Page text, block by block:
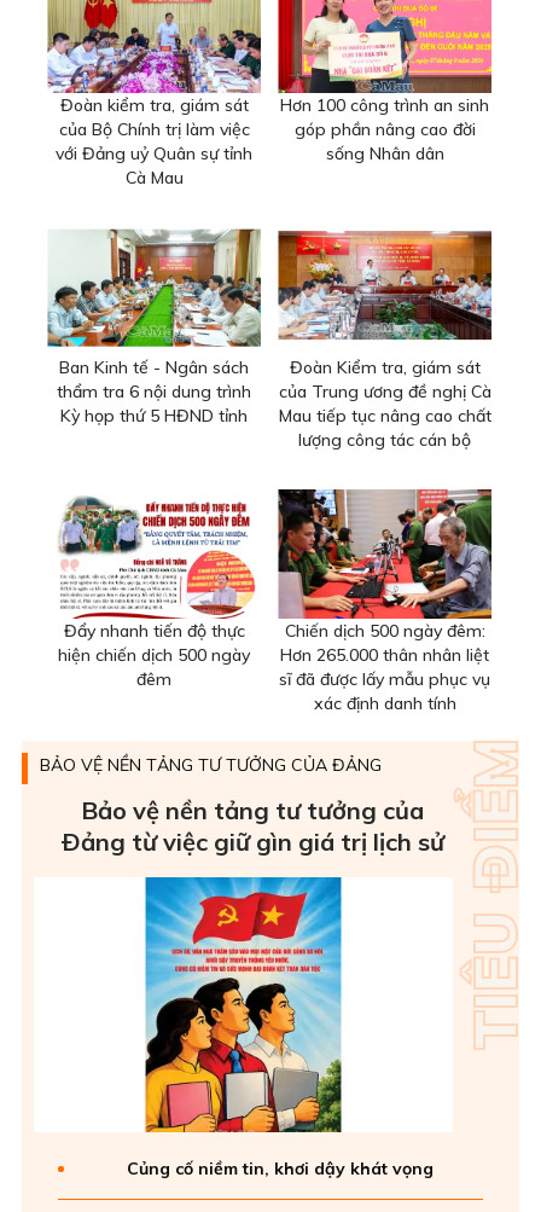
Đoàn kiểm tra, giám sát
của Bộ Chính trị làm việc
với Đảng uỷ Quân sự tỉnh
Cà Mau
Hơn 100 công trình an sinh
góp phần nâng cao đời
sống Nhân dân
Ban Kinh tế - Ngân sách
thẩm tra 6 nội dung trình
Kỳ họp thứ 5 HĐND tỉnh
Đoàn Kiểm tra, giám sát
của Trung ương đề nghị Cà
Mau tiếp tục nâng cao chất
lượng công tác cán bộ
Đẩy nhanh tiến độ thực
hiện chiến dịch 500 ngày
đêm
Chiến dịch 500 ngày đêm:
Hơn 265.000 thân nhân liệt
sĩ đã được lấy mẫu phục vụ
xác định danh tính
BẢO VỆ NỀN TẢNG TƯ TƯỞNG CỦA ĐẢNG
Bảo vệ nền tảng tư tưởng của
Ðảng từ việc giữ gìn giá trị lịch sử
Củng cố niềm tin, khơi dậy khát vọng